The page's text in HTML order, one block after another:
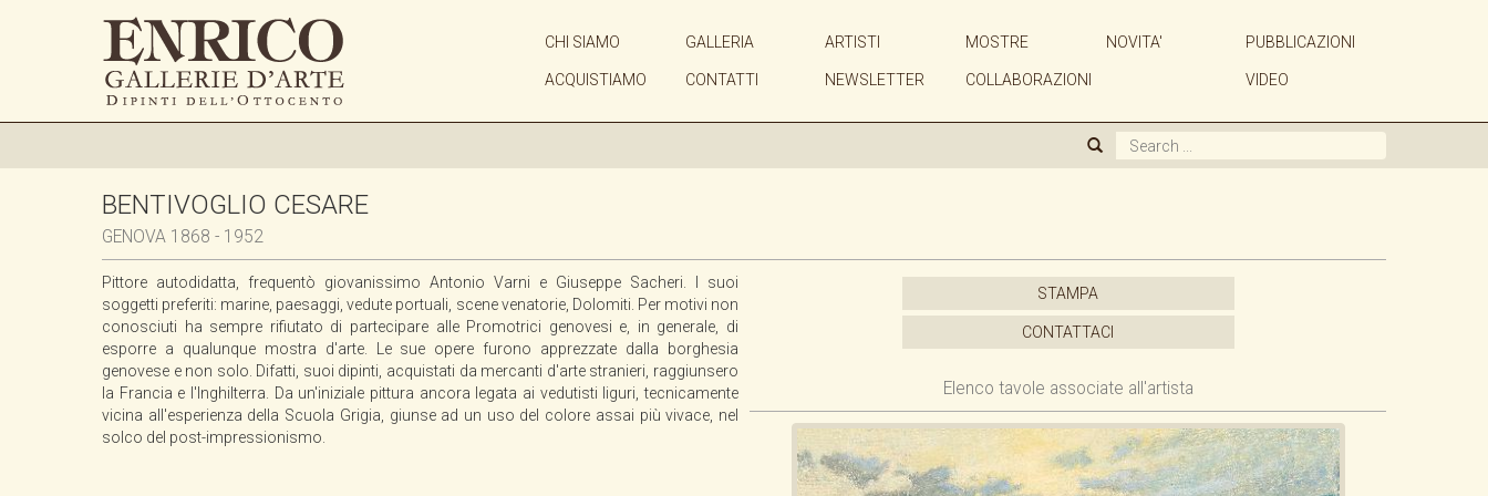
CHI SIAMO GALLERIA ARTISTI MOSTRE NOVITA' PUBBLICAZIONI
ACQUISTIAMO CONTATTI NEWSLETTER COLLABORAZIONI VIDEO
BENTIVOGLIO CESARE
GENOVA 1868 - 1952
Pittore autodidatta, frequentò giovanissimo Antonio Varni e Giuseppe Sacheri. I suoi
soggetti preferiti: marine, paesaggi, vedute portuali, scene venatorie, Dolomiti. Per motivi non
conosciuti ha sempre rifiutato di partecipare alle Promotrici genovesi e, in generale, di
esporre a qualunque mostra d'arte. Le sue opere furono apprezzate dalla borghesia
genovese e non solo. Difatti, suoi dipinti, acquistati da mercanti d'arte stranieri, raggiunsero
la Francia e l'Inghilterra. Da un'iniziale pittura ancora legata ai vedutisti liguri, tecnicamente
vicina all'esperienza della Scuola Grigia, giunse ad un uso del colore assai più vivace, nel
solco del post-impressionismo.
STAMPA
CONTATTACI
Elenco tavole associate all'artista
CHI SIAMO
GALLERIA
MOSTRE
ACQUISTIAMO